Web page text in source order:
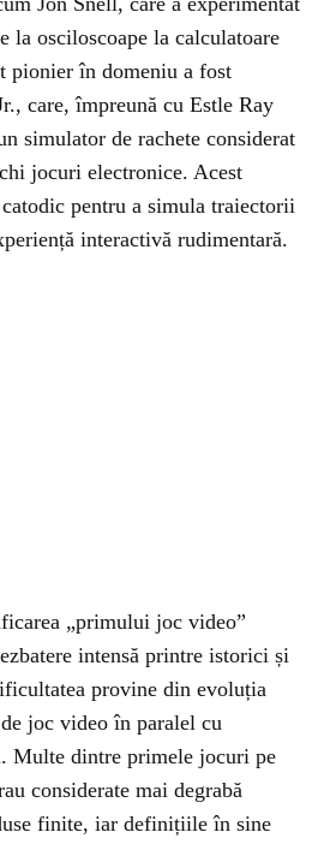
la osciloscoape la calculatoare
pionier în domeniu a fost
care, împreună cu Estle Ray
simulator de rachete considerat
jocuri electronice. Acest
pentru a simula traiectorii
interactivă rudimentară.
„primului joc video”
intensă printre istorici și
provine din evoluția
joc video în paralel cu
Multe dintre primele jocuri pe
considerate mai degrabă
finite, iar definițiile în sine